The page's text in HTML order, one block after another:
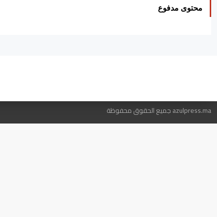
محتوى مدفوع
azulpress.ma جميع الحقوق محفوظة